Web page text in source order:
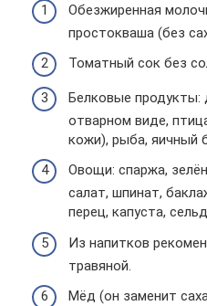
Обезжиренная
простокваша (без
Томатный сок без
Белковые продукты:
отварном виде,
кожи), рыба, яичный
Овощи: спаржа,
салат, шпинат,
перец, капуста,
Из напитков
травяной.
Мёд (он заменит